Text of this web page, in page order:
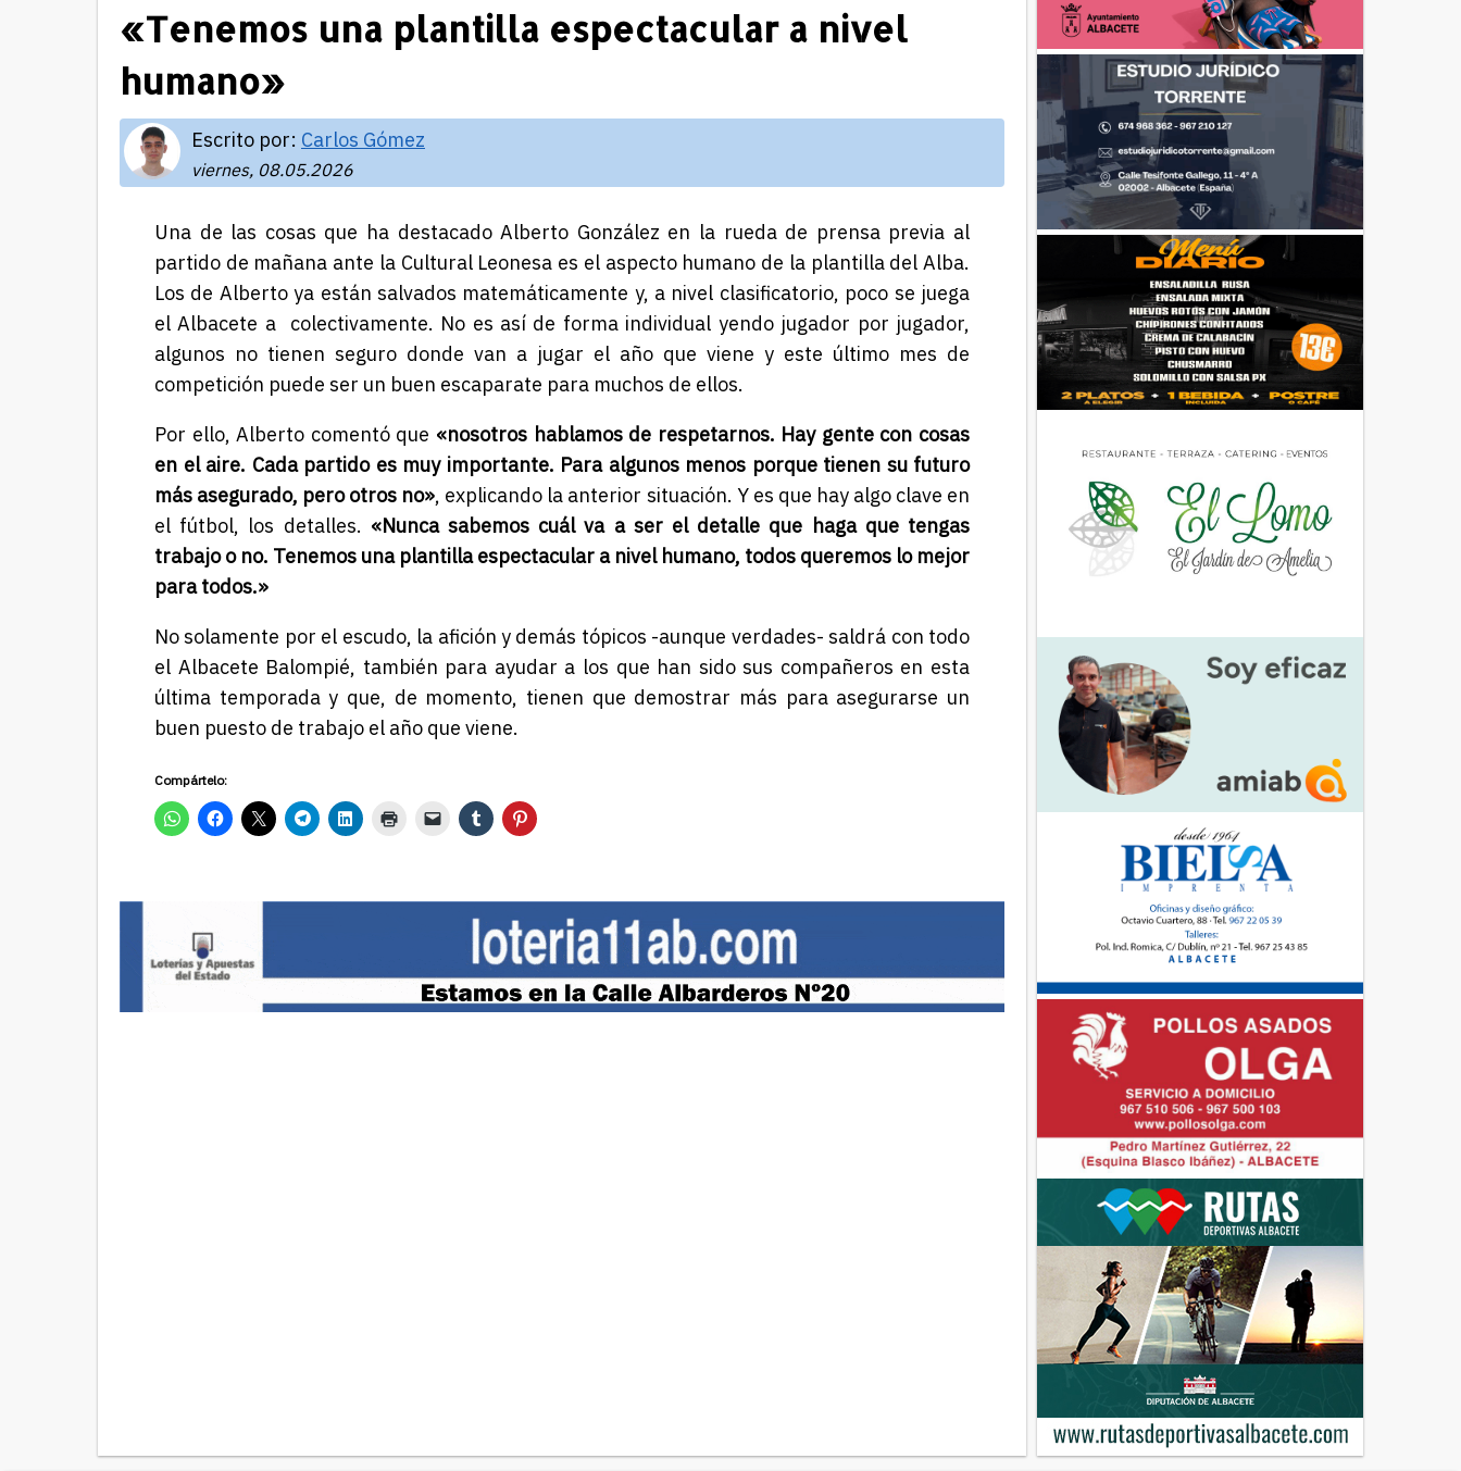
«Tenemos una plantilla espectacular a nivel
humano»
Escrito por: Carlos Gómez
viernes, 08.05.2026
Una de las cosas que ha destacado Alberto González en la rueda de prensa previa al
partido de mañana ante la Cultural Leonesa es el aspecto humano de la plantilla del Alba.
Los de Alberto ya están salvados matemáticamente y, a nivel clasificatorio, poco se juega
el Albacete a colectivamente. No es así de forma individual yendo jugador por jugador,
algunos no tienen seguro donde van a jugar el año que viene y este último mes de
competición puede ser un buen escaparate para muchos de ellos.
Por ello, Alberto comentó que «nosotros hablamos de respetarnos. Hay gente con cosas
en el aire. Cada partido es muy importante. Para algunos menos porque tienen su futuro
más asegurado, pero otros no», explicando la anterior situación. Y es que hay algo clave en
el fútbol, los detalles. «Nunca sabemos cuál va a ser el detalle que haga que tengas
trabajo o no. Tenemos una plantilla espectacular a nivel humano, todos queremos lo mejor
para todos.»
No solamente por el escudo, la afición y demás tópicos -aunque verdades- saldrá con todo
el Albacete Balompié, también para ayudar a los que han sido sus compañeros en esta
última temporada y que, de momento, tienen que demostrar más para asegurarse un
buen puesto de trabajo el año que viene.
Compártelo: